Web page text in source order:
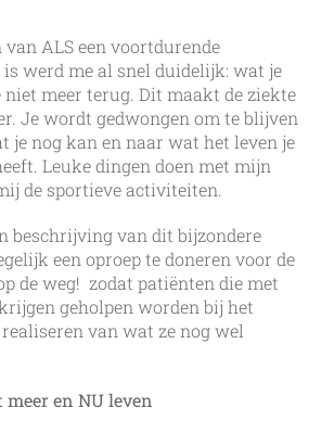
van ALS een voortdurende
werd me al snel duidelijk: wat je
meer terug. Dit maakt de ziekte
Je wordt gedwongen om te blijven
je nog kan en naar wat het leven je
Leuke dingen doen met mijn
de sportieve activiteiten.
beschrijving van dit bijzondere
een oproep te doneren voor de
de weg! zodat patiënten die met
geholpen worden bij het
van wat ze nog wel
meer en NU leven